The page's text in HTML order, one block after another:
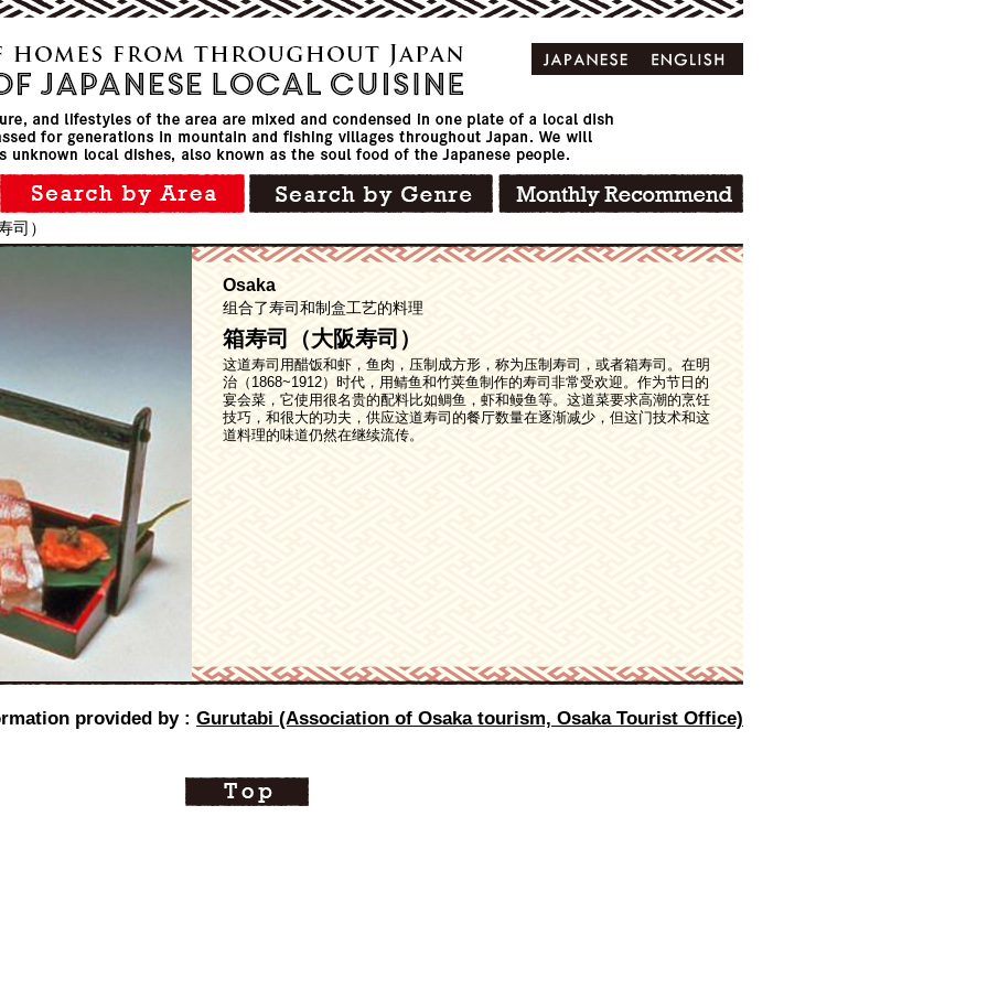
司）
Osaka
组合了寿司和制盒工艺的料理
箱寿司（大阪寿司）
这道寿司用醋饭和虾，鱼肉，压制成方形，称为压制寿司，或者箱寿司。在明
治（1868~1912）时代，用鲭鱼和竹荚鱼制作的寿司非常受欢迎。作为节日的
宴会菜，它使用很名贵的配料比如鲷鱼，虾和鳗鱼等。这道菜要求高潮的烹饪
技巧，和很大的功夫，供应这道寿司的餐厅数量在逐渐减少，但这门技术和这
道料理的味道仍然在继续流传。
provided by : Gurutabi (Association of Osaka tourism, Osaka Tourist Office)